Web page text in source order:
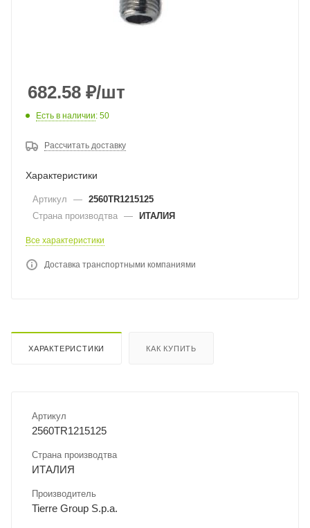
682.58 ₽/шт
Есть в наличии: 50
Рассчитать доставку
Характеристики
Артикул — 2560TR1215125
Страна производтва — ИТАЛИЯ
Все характеристики
Доставка транспортными компаниями
ХАРАКТЕРИСТИКИ КАК КУПИТЬ
Артикул
2560TR1215125
Страна производтва
ИТАЛИЯ
Производитель
Tierre Group S.p.a.